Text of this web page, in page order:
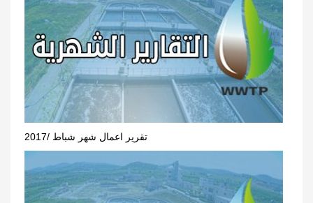
تقرير اعمال شهر شباط /2017